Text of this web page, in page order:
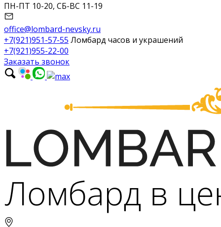
ПН-ПТ 10-20, СБ-ВС 11-19
office@lombard-nevsky.ru
+7(921)951-57-55 Ломбард часов и украшений
+7(921)955-22-00
Заказать звонок